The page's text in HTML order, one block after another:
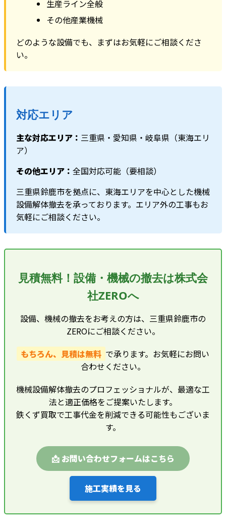
生産ライン全般
その他産業機械
どのような設備でも、まずはお気軽にご相談くださ
い。
対応エリア
主な対応エリア： 三重県・愛知県・岐阜県（東海エリ
ア）
その他エリア： 全国対応可能（要相談）
三重県鈴鹿市を拠点に、東海エリアを中心とした機械
設備解体撤去を承っております。エリア外の工事もお
気軽にご相談ください。
見積無料！設備・機械の撤去は株式会
社ZEROへ
設備、機械の撤去をお考えの方は、三重県鈴鹿市の
ZEROにご相談ください。
もちろん、見積は無料 で承ります。お気軽にお問い
合わせください。
機械設備解体撤去のプロフェッショナルが、最適な工
法と適正価格をご提案いたします。
鉄くず買取で工事代金を削減できる可能性もございま
す。
📩 お問い合わせフォームはこちら
施工実績を見る